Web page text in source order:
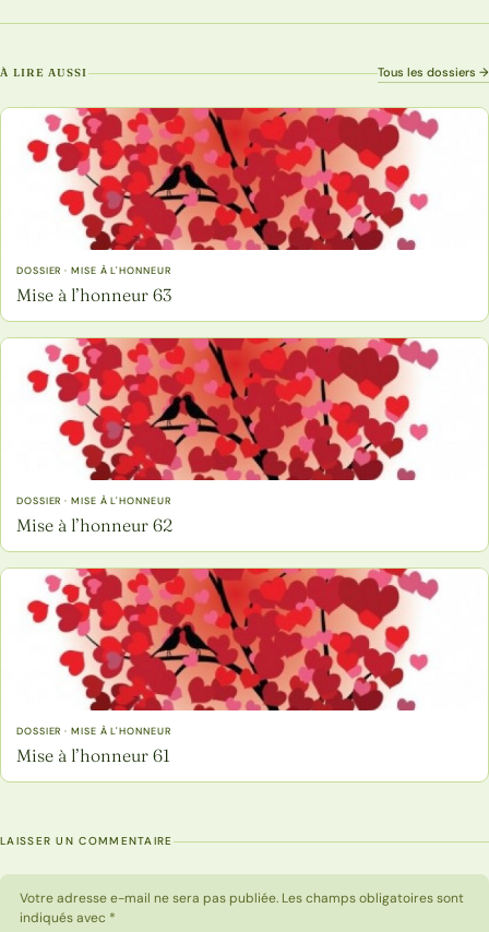
À LIRE AUSSI Tous les dossiers →
DOSSIER · MISE À L'HONNEUR
Mise à l’honneur 63
DOSSIER · MISE À L'HONNEUR
Mise à l’honneur 62
DOSSIER · MISE À L'HONNEUR
Mise à l’honneur 61
LAISSER UN COMMENTAIRE
Votre adresse e-mail ne sera pas publiée. Les champs obligatoires sont
indiqués avec *